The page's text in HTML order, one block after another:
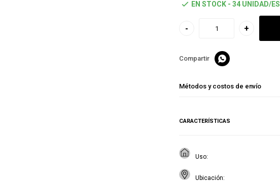
EN STOCK - 34 UNIDAD/ES
- +

Métodos y costos de envío
CARACTERÍSTICAS
Uso
Ubicación